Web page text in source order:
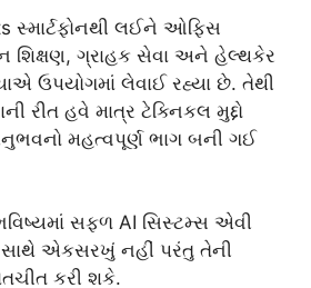
લઈને ઓફિસ
ગ્રાહક સેવા અને હેલ્થકેર
ઉપયોગમાં લેવાઈ રહ્યા છે. તેથી
રીત હવે માત્ર ટેક્નિકલ મુદ્દો
મહત્વપૂર્ણ ભાગ બની ગઈ
સફળ AI સિસ્ટમ્સ એવી
એકસરખું નહીં પરંતુ તેની
કરી શકે.